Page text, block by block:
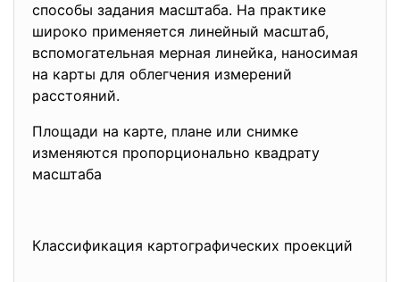
способы задания масштаба. На практике
широко применяется линейный масштаб,
вспомогательная мерная линейка, наносимая
на карты для облегчения измерений
расстояний.
Площади на карте, плане или снимке
изменяются пропорционально квадрату
масштаба
Классификация картографических проекций